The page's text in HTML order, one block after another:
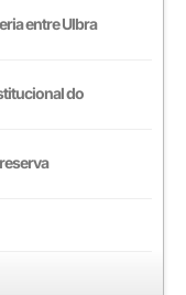
entre Ulbra
do